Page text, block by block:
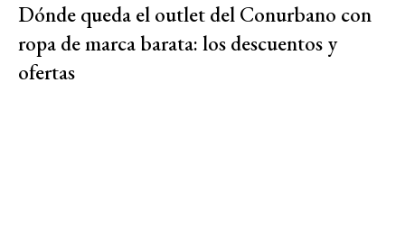
Dónde queda el outlet del Conurbano con
ropa de marca barata: los descuentos y
ofertas